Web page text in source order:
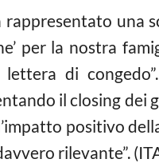
una
per la nostra
di
il closing dei
positivo
rilevante”.